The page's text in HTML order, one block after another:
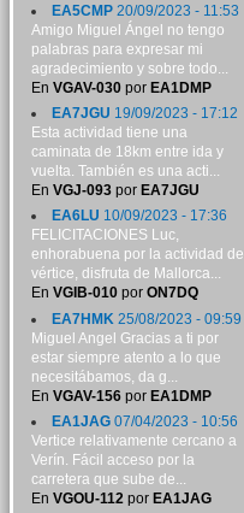
EA5CMP20/09/2023 - 11:53
Amigo Miguel Ángel no tengo
palabras para expresar mi
agradecimiento y sobre todo...
En VGAV-030por EA1DMP
EA7JGU 19/09/2023 - 17:12
Esta actividad tiene una
caminata de 18km entre ida y
vuelta. También es una acti...
En VGJ-093por EA7JGU
EA6LU 10/09/2023 - 17:36
FELICITACIONES Luc,
enhorabuena por la actividad de
vértice, disfruta de Mallorca...
En VGIB-010por ON7DQ
EA7HMK 25/08/2023 - 09:59
Miguel Angel Gracias a ti por
estar siempre atento a lo que
necesitábamos, da g...
En VGAV-156por EA1DMP
EA1JAG07/04/2023 - 10:56
Vertice relativamente cercano a
Verín. Fácil acceso por la
carretera que sube de...
En VGOU-112por EA1JAG